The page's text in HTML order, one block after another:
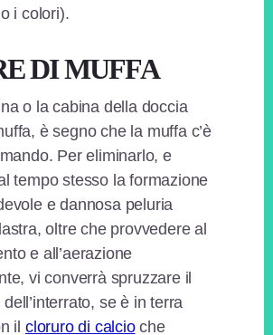
i colori).
DI MUFFA
o la cabina della doccia
è segno che la muffa c’è
Per eliminarlo, e
tempo stesso la formazione
e dannosa peluria
oltre che provvedere al
e all’aerazione
vi converrà spruzzare il
se è in terra
il cloruro di calcioche